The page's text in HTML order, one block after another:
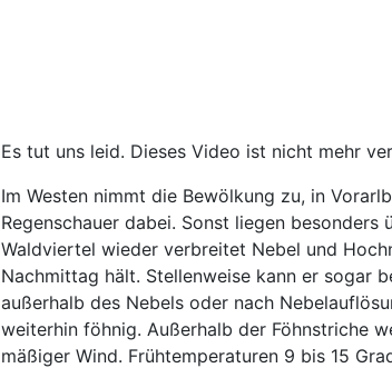
Es tut uns leid. Dieses Video ist nicht mehr
Im Westen nimmt die Bewölkung zu, in
Regenschauer dabei. Sonst liegen besonders
Waldviertel wieder verbreitet Nebel und
Nachmittag hält. Stellenweise kann er sogar
außerhalb des Nebels oder nach
weiterhin föhnig. Außerhalb der Föhnstriche
mäßiger Wind. Frühtemperaturen 9 bis 15